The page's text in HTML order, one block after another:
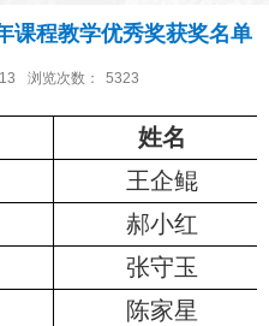
课程教学优秀奖获奖名单
浏览次数： 5323
姓名
王企鲲
郝小红
张守玉
陈家星